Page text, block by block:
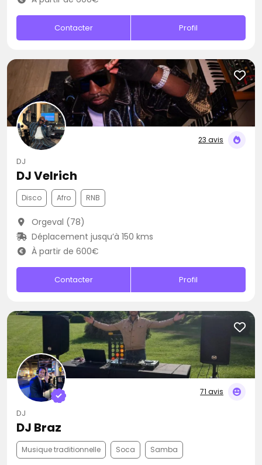
Contacter Profil
23 avis
DJ
DJ Velrich
Disco Afro RNB
Orgeval (78)
Déplacement jusqu’à 150 kms
À partir de 600€
Contacter Profil
71 avis
DJ
DJ Braz
Musique traditionnelle Soca Samba